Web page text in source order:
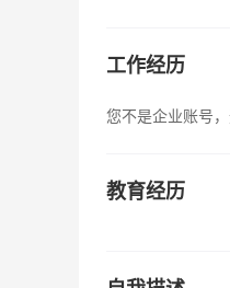
工作经历
您不是企业账号
教育经历